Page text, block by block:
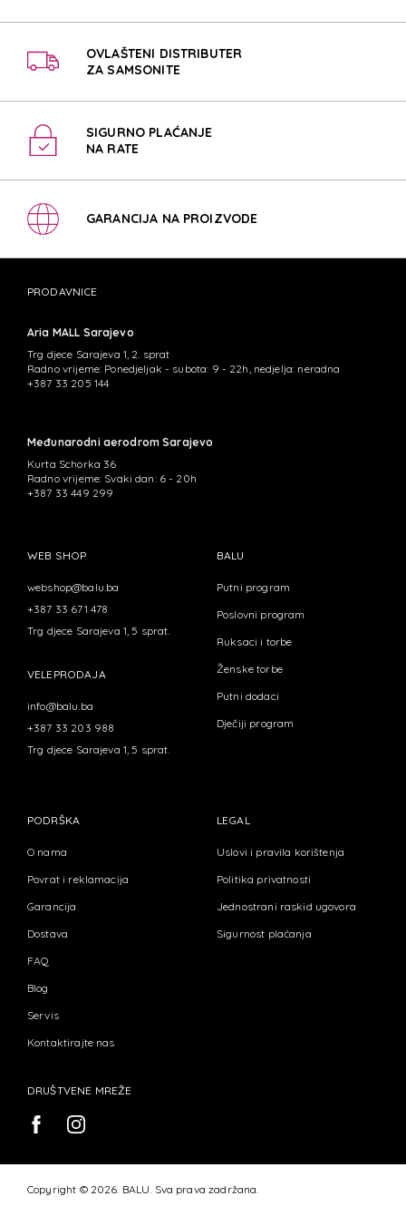
OVLAŠTENI DISTRIBUTER
ZA SAMSONITE
SIGURNO PLAĆANJE
NA RATE
GARANCIJA NA PROIZVODE
PRODAVNICE
Aria MALL Sarajevo
Trg djece Sarajeva 1, 2. sprat
Radno vrijeme: Ponedjeljak - subota: 9 - 22h, nedjelja: neradna
+387 33 205 144
Međunarodni aerodrom Sarajevo
Kurta Schorka 36
Radno vrijeme: Svaki dan: 6 - 20h
+387 33 449 299
WEB SHOP
webshop@balu.ba
+387 33 671 478
Trg djece Sarajeva 1, 5 sprat.
VELEPRODAJA
info@balu.ba
+387 33 203 988
Trg djece Sarajeva 1, 5 sprat.
BALU
Putni program
Poslovni program
Ruksaci i torbe
Ženske torbe
Putni dodaci
Dječiji program
PODRŠKA
O nama
Povrat i reklamacija
Garancija
Dostava
FAQ
Blog
Servis
Kontaktirajte nas
LEGAL
Uslovi i pravila korištenja
Politika privatnosti
Jednostrani raskid ugovora
Sigurnost plaćanja
DRUŠTVENE MREŽE
Copyright © 2026. BALU. Sva prava zadržana.